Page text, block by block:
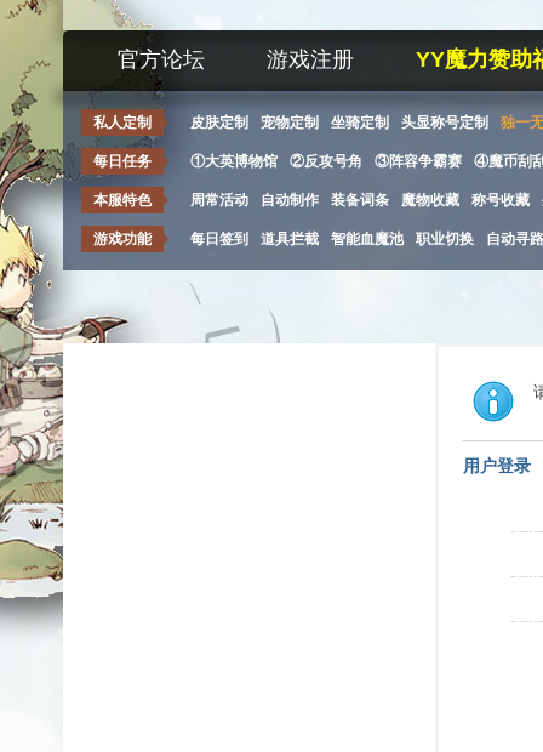
官方论坛 游戏注册 YY魔力赞助
私人定制 皮肤定制 宠物定制 坐骑定制 头显称号定制 独一
每日任务 ①大英博物馆 ②反攻号角 ③阵容争霸赛 ④魔币刮
本服特色 周常活动 自动制作 装备词条 魔物收藏 称号收藏
游戏功能 每日签到 道具拦截 智能血魔池 职业切换 自动寻路
用户登录